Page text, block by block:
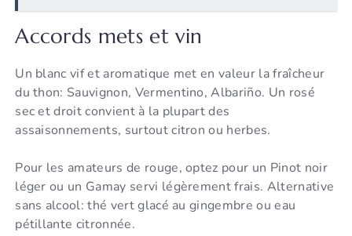
Accords mets et vin
Un blanc vif et aromatique met en valeur la fraîcheur
du thon: Sauvignon, Vermentino, Albariño. Un rosé
sec et droit convient à la plupart des
assaisonnements, surtout citron ou herbes.
Pour les amateurs de rouge, optez pour un Pinot noir
léger ou un Gamay servi légèrement frais. Alternative
sans alcool: thé vert glacé au gingembre ou eau
pétillante citronnée.